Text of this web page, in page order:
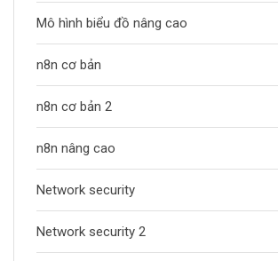
Mô hình biểu đồ nâng cao
n8n cơ bản
n8n cơ bản 2
n8n nâng cao
Network security
Network security 2